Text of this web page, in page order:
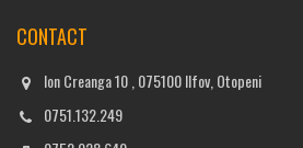
CONTACT
Ion Creanga 10 , 075100 Ilfov, Otopeni
0751.132.249